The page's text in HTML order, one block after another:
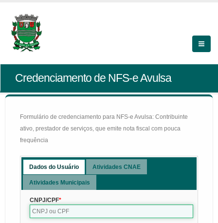
Credenciamento de NFS-e Avulsa
Formulário de credenciamento para NFS-e Avulsa: Contribuinte
ativo, prestador de serviços, que emite nota fiscal com pouca
frequência
Dados do Usuário Atividades CNAE
Atividades Municipais
CNPJ/CPF